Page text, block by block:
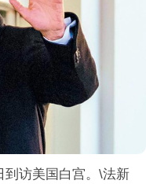
访美国白宫。\法新